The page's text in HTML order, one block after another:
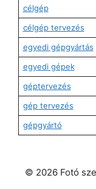
célgép
célgép tervezés
egyedi gépgyártás
egyedi gépek
géptervezés
gép tervezés
gépgyártó
© 2026 Fotó